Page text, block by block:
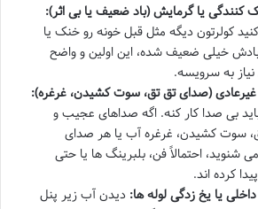
یا گرمایش (باد ضعیف یا بی اثر):
کولرتون دیگه مثل قبل خونه رو خنک یا
بادش خیلی ضعیف شده، این اولین و واضح
به سرویسه.
(صدای تق تق، سوت کشیدن، غرغره):
بی صدا کار کنه. اگه صداهای عجیب و
سوت کشیدن، غرغره آب یا هر صدای
شنوید، احتمالاً فن، بلبرینگ ها یا حتی
کرده اند.
یا یخ زدگی لوله ها: دیدن آب زیر پنل